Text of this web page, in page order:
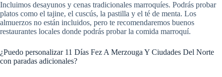
Incluimos desayunos y cenas tradicionales marroquíes. Podrás probar
platos como el tajine, el cuscús, la pastilla y el té de menta. Los
almuerzos no están incluidos, pero te recomendaremos buenos
restaurantes locales donde podrás probar la comida marroquí.
¿Puedo personalizar 11 Días Fez A Merzouga Y Ciudades Del Norte
con paradas adicionales?